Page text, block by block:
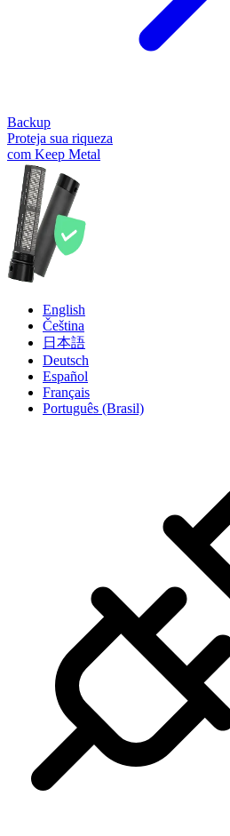
Backup
Proteja sua riqueza
com Keep Metal
English
Čeština
日本語
Deutsch
Español
Français
Português (Brasil)